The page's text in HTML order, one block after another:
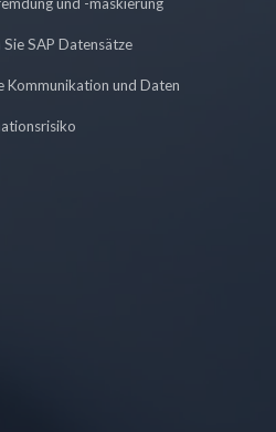
und -maskierung
SAP Datensätze
Kommunikation und Daten